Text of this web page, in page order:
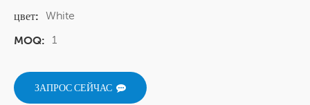
цвет: White
MOQ:
1
ЗАПРОС СЕЙЧАС